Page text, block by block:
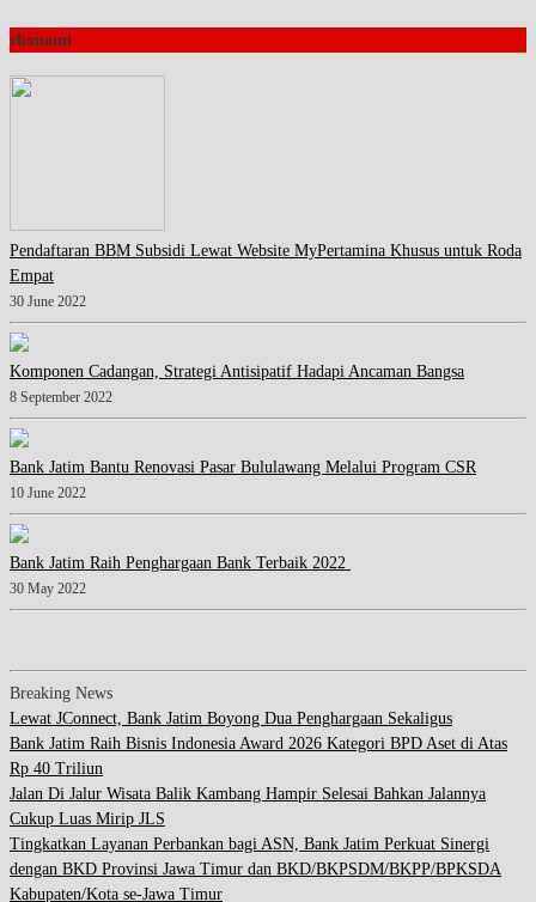
ekonomi
Pendaftaran BBM Subsidi Lewat Website MyPertamina Khusus untuk Roda
Empat
30 June 2022
Komponen Cadangan, Strategi Antisipatif Hadapi Ancaman Bangsa
8 September 2022
Bank Jatim Bantu Renovasi Pasar Bululawang Melalui Program CSR
10 June 2022
Bank Jatim Raih Penghargaan Bank Terbaik 2022
30 May 2022
Breaking News
Lewat JConnect, Bank Jatim Boyong Dua Penghargaan Sekaligus
Bank Jatim Raih Bisnis Indonesia Award 2026 Kategori BPD Aset di Atas
Rp 40 Triliun
Jalan Di Jalur Wisata Balik Kambang Hampir Selesai Bahkan Jalannya
Cukup Luas Mirip JLS
Tingkatkan Layanan Perbankan bagi ASN, Bank Jatim Perkuat Sinergi
dengan BKD Provinsi Jawa Timur dan BKD/BKPSDM/BKPP/BPKSDA
Kabupaten/Kota se-Jawa Timur